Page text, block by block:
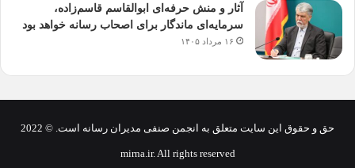
آثار و منش حرفه‌ای ابوالقاسم قاسم‌زاده،
سرمایه‌ای ماندگار برای اصحاب رسانه خواهد بود
۱۶ مرداد ۱۴۰۵
حق و حقوق این سایت متعلق به انجمن صنفی مدیران رسانه است. © 2022
mirna.ir. All rights reserved